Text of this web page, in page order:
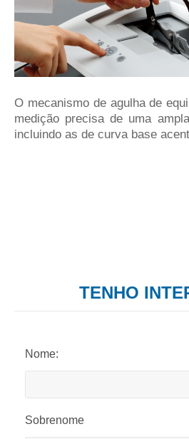
O mecanismo de agulha de
medição precisa de uma
incluindo as de curva base
TENHO
Nome:
Sobrenome